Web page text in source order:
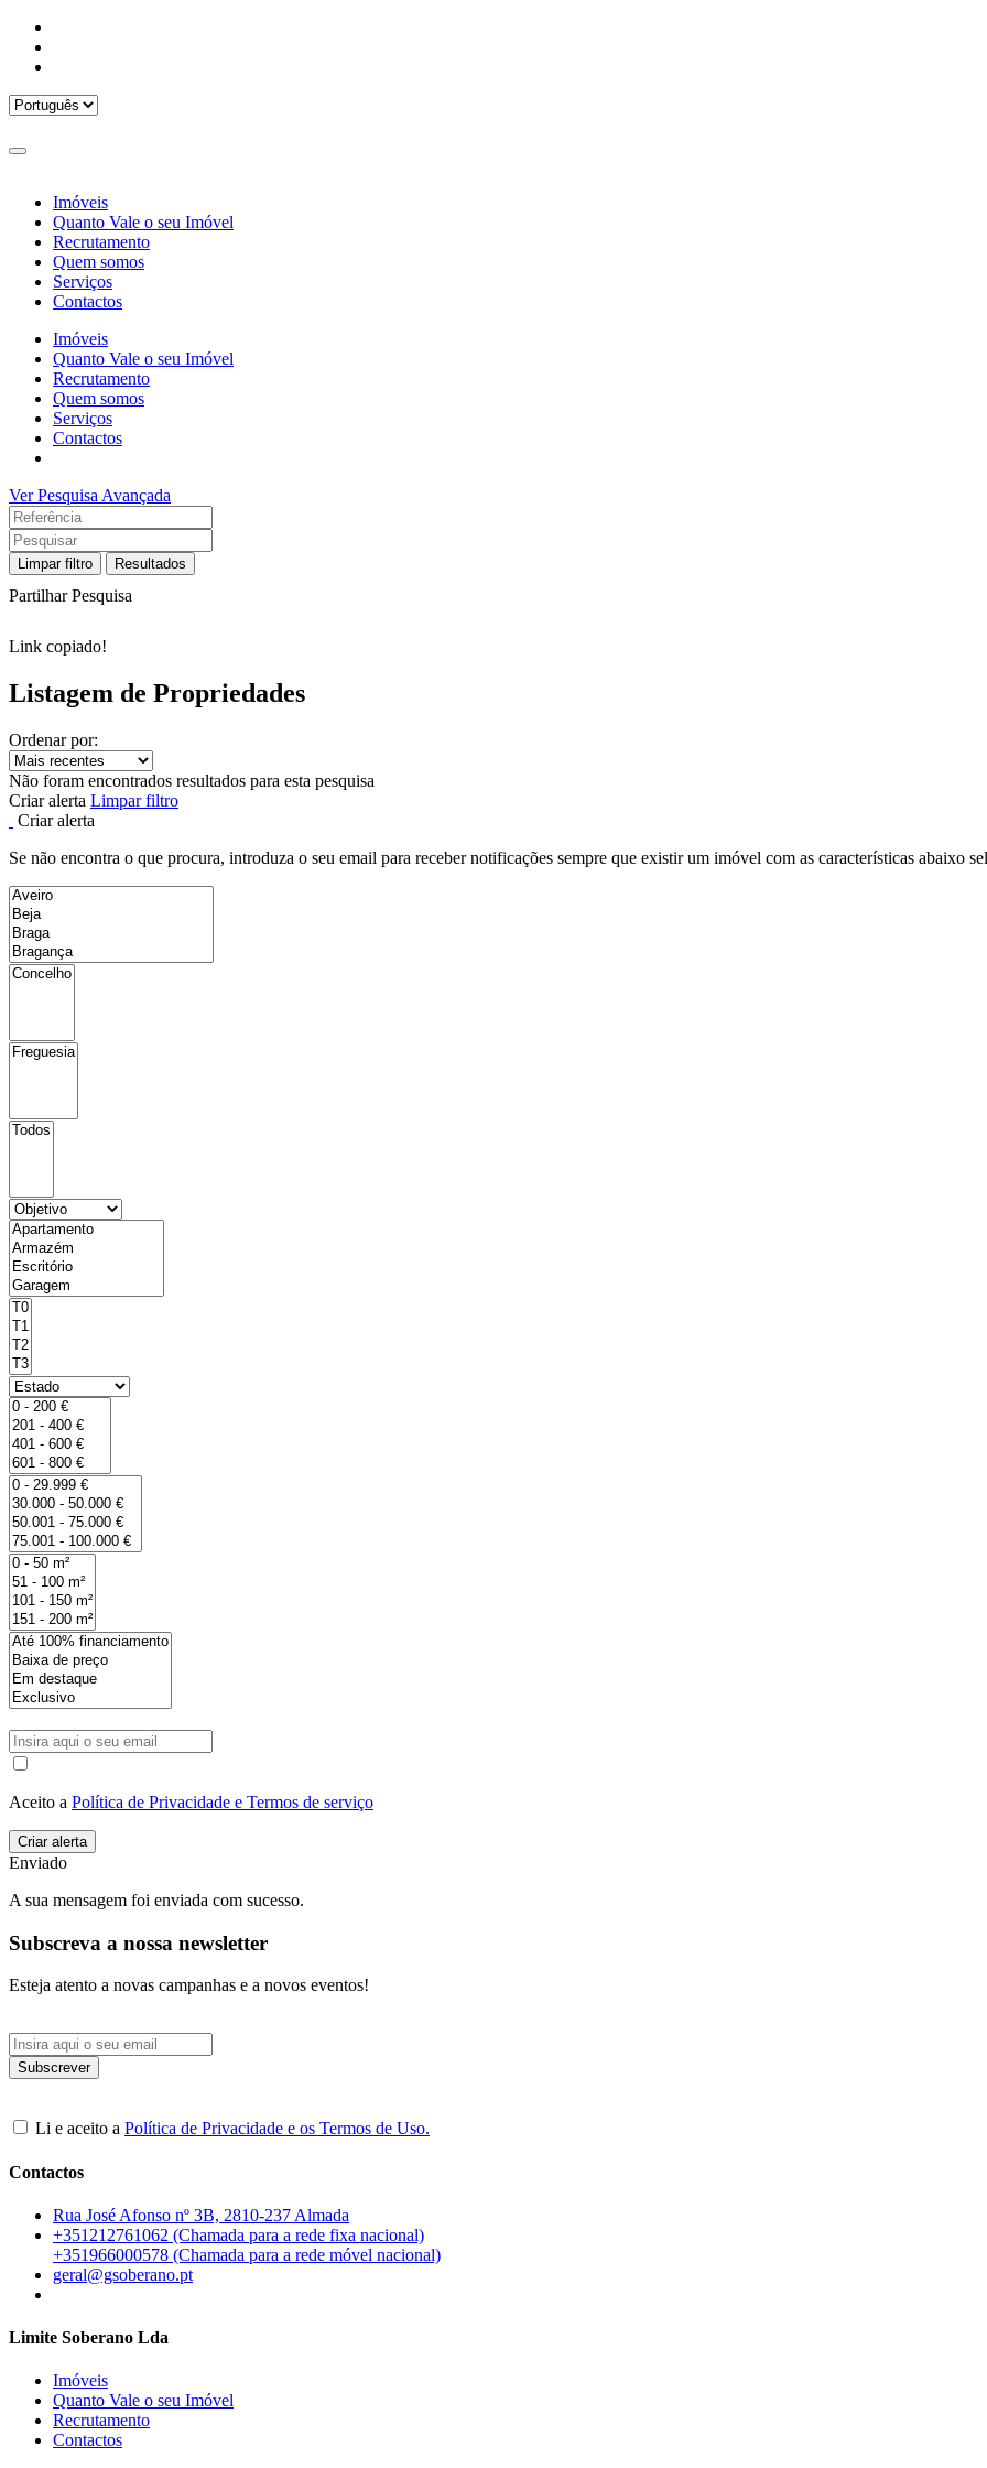
Imóveis
Quanto Vale o seu Imóvel
Recrutamento
Quem somos
Serviços
Contactos
Imóveis
Quanto Vale o seu Imóvel
Recrutamento
Quem somos
Serviços
Contactos
Ver Pesquisa Avançada
Limpar filtro Resultados
Partilhar Pesquisa
Link copiado!
Listagem de Propriedades
Ordenar por:
Não foram encontrados resultados para esta pesquisa
Criar alerta Limpar filtro
Criar alerta
Se não encontra o que procura, introduza o seu email para receber notificações sempre que existir um imóvel com as características abaixo
Aceito a Política de Privacidade e Termos de serviço
Enviado
A sua mensagem foi enviada com sucesso.
Subscreva a nossa newsletter
Esteja atento a novas campanhas e a novos eventos!
Li e aceito a Política de Privacidade e os Termos de Uso.
Contactos
Rua José Afonso nº 3B, 2810-237 Almada
+351212761062 (Chamada para a rede fixa nacional)
+351966000578 (Chamada para a rede móvel nacional)
geral@gsoberano.pt
Limite Soberano Lda
Imóveis
Quanto Vale o seu Imóvel
Recrutamento
Contactos